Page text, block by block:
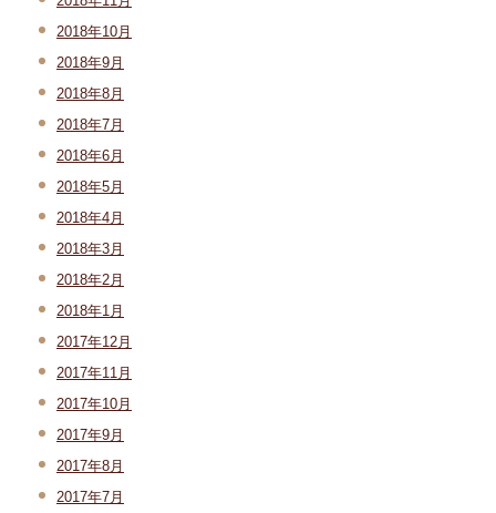
2018年10月
2018年9月
2018年8月
2018年7月
2018年6月
2018年5月
2018年4月
2018年3月
2018年2月
2018年1月
2017年12月
2017年11月
2017年10月
2017年9月
2017年8月
2017年7月